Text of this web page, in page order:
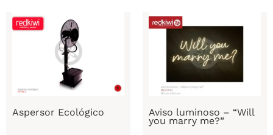
Aspersor Ecológico Aviso luminoso – “Will
you marry me?”